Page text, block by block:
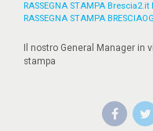
RASSEGNA STAMPA
RASSEGNA STAMPA
Il nostro General Manager
stampa